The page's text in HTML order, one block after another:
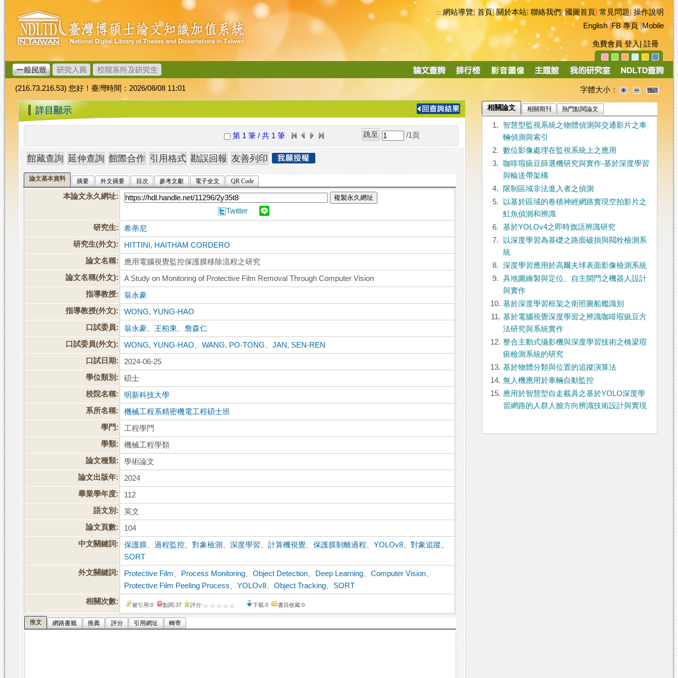
跳
到
主
要
內
容
臺
灣
博
碩
士
論
文
加
值
系
統
::: 網站導覽|首頁|關於本站 聯絡我們|國圖首頁 常見問題|操作說明
English|FB 專頁|Mobile
免費會員 登入 註冊
導
(216.73.216.53) 您好！臺灣時間：2026/08/08 11:01 字體大小：
::: 詳目顯示
第 1 筆 / 共 1 筆 /1 頁
論文基本資料 摘要 外文摘要 目次 參考文獻 電子全文 QR Code
本論文永久網址: 複製永久網址
Twitter
研究生:
希蒂尼
研究生(外文):
HITTINI, HAITHAM CORDERO
論文名稱:
應用電腦視覺監控保護膜移除流程之研究
論文名稱(外文):
A Study on Monitoring of Protective Film Removal Through Computer Vision
指導教授:
翁永豪
指導教授(外文):
WONG, YUNG-HAO
口試委員:
翁永豪 王柏東 、詹森仁
口試委員(外文):
WONG, YUNG-HAO 、WANG, PO-TONG 、JAN, SEN-REN
口試日期:
2024-06-25
學位類別:
碩士
校院名稱:
明新科技大學
系所名稱:
機械工程系精密機電工程碩士班
學門:
工程學門
學類:
機械工程學類
論文種類:
學術論文
論文出版年:
2024
畢業學年度:
112
語文別:
英文
論文頁數:
104
中文關鍵詞:
保護膜 、過程監控 、對象檢測 、深度學習 、計算機視覺 、保護膜剝離過程 、YOLOv8 、對象追蹤
SORT
外文關鍵詞:
Protective Film Process Monitoring 、Object Detection Deep Learning 、Computer Vision
Protective Film Peeling Process 、YOLOv8 、Object Tracking
SORT
相關次數:
被引用:0 點閱:37 評分: 下載:0 書目收藏:0
推文 網路書籤 推薦 評分 引用網址 轉寄
相關論文 相關期刊 熱門點閱論文
1.
智慧型監視系統之物體偵測與交通影片之車
輛偵測與索引
2.
數位影像處理在監視系統上之應用
3.
咖啡瑕疵豆篩選機研究與實作-基於深度學習
與輸送帶架構
4.
限制區域非法進入者之偵測
5.
以基於區域的卷積神經網路實現空拍影片之
魟魚偵測和辨識
6.
基於YOLOv4之即時旗語辨識研究
7.
以深度學習為基礎之路面破損與閥栓檢測系
統
8.
深度學習應用於高爾夫球表面影像檢測系統
9.
具地圖繪製與定位、自主開門之機器人設計
與實作
10. 基於深度學習框架之衛照圖船艦識別
11. 基於電腦視覺深度學習之辨識咖啡瑕疵豆方
法研究與系統實作
12. 整合主動式攝影機與深度學習技術之橋梁瑕
疵檢測系統的研究
13. 基於物體分類與位置的追蹤演算法
14. 無人機應用於車輛自動監控
15. 應用於智慧型自走載具之基於YOLO深度學
習網路的人群人臉方向辨識技術設計與實現